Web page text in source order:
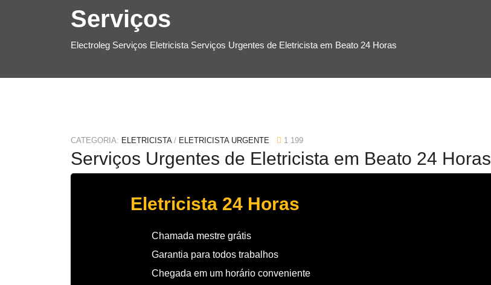
Serviços
Electroleg Serviços Eletricista Serviços Urgentes de Eletricista em Beato 24 Horas
CATEGORIA: ELETRICISTA/ ELETRICISTA URGENTE 1 199
Serviços Urgentes de Eletricista em Beato 24 Horas
Eletricista 24 Horas
Chamada mestre grátis
Garantia para todos trabalhos
Chegada em um horário conveniente